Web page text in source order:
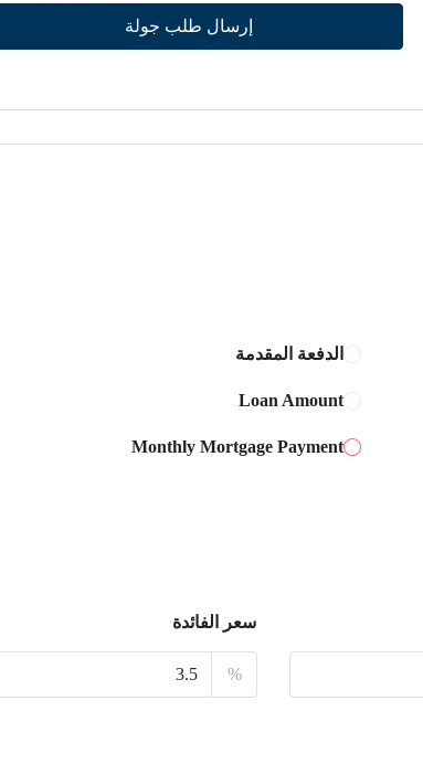
الثلاثاء
أغسطس
أغسطس
16
إرسال طلب جولة
الدفعة المقدمة
Loan Amount
Monthly Mortgage Payment
سعر الفائدة
%